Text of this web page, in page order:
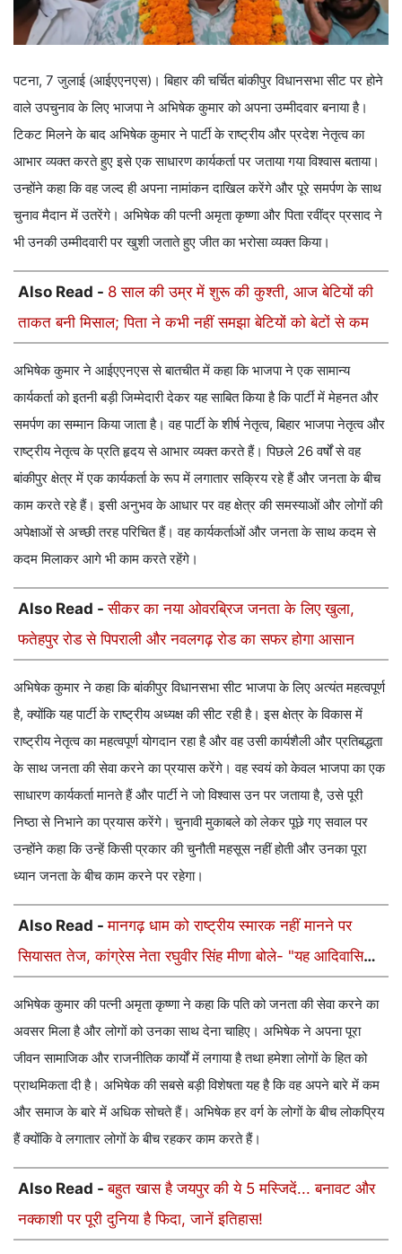
पटना, 7 जुलाई (आईएएनएस)। बिहार की चर्चित बांकीपुर विधानसभा सीट पर होने
वाले उपचुनाव के लिए भाजपा ने अभिषेक कुमार को अपना उम्मीदवार बनाया है।
टिकट मिलने के बाद अभिषेक कुमार ने पार्टी के राष्ट्रीय और प्रदेश नेतृत्व का
आभार व्यक्त करते हुए इसे एक साधारण कार्यकर्ता पर जताया गया विश्वास बताया।
उन्होंने कहा कि वह जल्द ही अपना नामांकन दाखिल करेंगे और पूरे समर्पण के साथ
चुनाव मैदान में उतरेंगे। अभिषेक की पत्नी अमृता कृष्णा और पिता रवींद्र प्रसाद ने
भी उनकी उम्मीदवारी पर खुशी जताते हुए जीत का भरोसा व्यक्त किया।
Also Read - 8 साल की उम्र में शुरू की कुश्ती, आज बेटियों की
ताकत बनी मिसाल; पिता ने कभी नहीं समझा बेटियों को बेटों से कम
अभिषेक कुमार ने आईएएनएस से बातचीत में कहा कि भाजपा ने एक सामान्य
कार्यकर्ता को इतनी बड़ी जिम्मेदारी देकर यह साबित किया है कि पार्टी में मेहनत और
समर्पण का सम्मान किया जाता है। वह पार्टी के शीर्ष नेतृत्व, बिहार भाजपा नेतृत्व और
राष्ट्रीय नेतृत्व के प्रति हृदय से आभार व्यक्त करते हैं। पिछले 26 वर्षों से वह
बांकीपुर क्षेत्र में एक कार्यकर्ता के रूप में लगातार सक्रिय रहे हैं और जनता के बीच
काम करते रहे हैं। इसी अनुभव के आधार पर वह क्षेत्र की समस्याओं और लोगों की
अपेक्षाओं से अच्छी तरह परिचित हैं। वह कार्यकर्ताओं और जनता के साथ कदम से
कदम मिलाकर आगे भी काम करते रहेंगे।
Also Read -सीकर का नया ओवरब्रिज जनता के लिए खुला,
फतेहपुर रोड से पिपराली और नवलगढ़ रोड का सफर होगा आसान
अभिषेक कुमार ने कहा कि बांकीपुर विधानसभा सीट भाजपा के लिए अत्यंत महत्वपूर्ण
है, क्योंकि यह पार्टी के राष्ट्रीय अध्यक्ष की सीट रही है। इस क्षेत्र के विकास में
राष्ट्रीय नेतृत्व का महत्वपूर्ण योगदान रहा है और वह उसी कार्यशैली और प्रतिबद्धता
के साथ जनता की सेवा करने का प्रयास करेंगे। वह स्वयं को केवल भाजपा का एक
साधारण कार्यकर्ता मानते हैं और पार्टी ने जो विश्वास उन पर जताया है, उसे पूरी
निष्ठा से निभाने का प्रयास करेंगे। चुनावी मुकाबले को लेकर पूछे गए सवाल पर
उन्होंने कहा कि उन्हें किसी प्रकार की चुनौती महसूस नहीं होती और उनका पूरा
ध्यान जनता के बीच काम करने पर रहेगा।
Also Read -मानगढ़ धाम को राष्ट्रीय स्मारक नहीं मानने पर
सियासत तेज, कांग्रेस नेता रघुवीर सिंह मीणा बोले- "यह आदिवासियों
अभिषेक कुमार की पत्नी अमृता कृष्णा ने कहा कि पति को जनता की सेवा करने का
अवसर मिला है और लोगों को उनका साथ देना चाहिए। अभिषेक ने अपना पूरा
जीवन सामाजिक और राजनीतिक कार्यों में लगाया है तथा हमेशा लोगों के हित को
प्राथमिकता दी है। अभिषेक की सबसे बड़ी विशेषता यह है कि वह अपने बारे में कम
और समाज के बारे में अधिक सोचते हैं। अभिषेक हर वर्ग के लोगों के बीच लोकप्रिय
हैं क्योंकि वे लगातार लोगों के बीच रहकर काम करते हैं।
Also Read -बहुत खास है जयपुर की ये 5 मस्जिदें... बनावट और
नक्काशी पर पूरी दुनिया है फिदा, जानें इतिहास!